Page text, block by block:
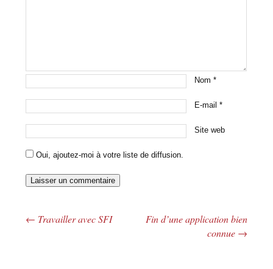
Nom*
E-mail*
Site web
Oui, ajoutez-moi à votre liste de diffusion.
← Travailler avec SFI
Fin d’une application bien
connue →